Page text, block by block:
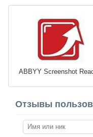
ABBYY Screenshot
Отзывы